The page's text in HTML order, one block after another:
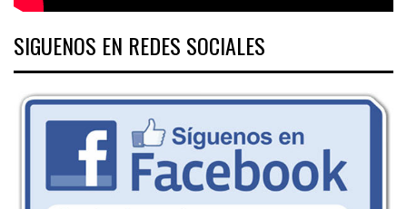
SIGUENOS EN REDES SOCIALES